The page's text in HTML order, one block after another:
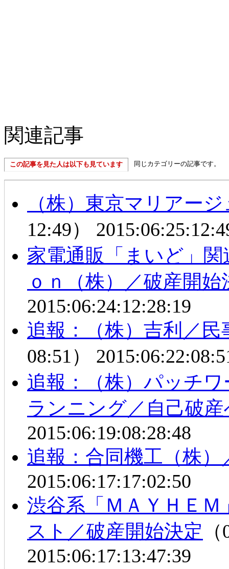
関連記事
この記事を見た人は以下も見ています 同じカテゴリーの記事です。
（株）東京マリアー
12:49）
家電通販「まいど」
ｏｎ（株）／破産開始
2015:06:24:12:28:19
追報：（株）吉利／
08:51）
追報：（株）パッチ
ランニング／自己破産
2015:06:19:08:28:48
追報：合同機工（株）
2015:06:17:17:02:50
渋谷系「ＭＡＹＨＥ
スト／破産開始決定
2015:06:17:13:47:39